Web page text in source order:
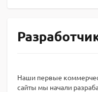
Наши первые
сайты мы начали